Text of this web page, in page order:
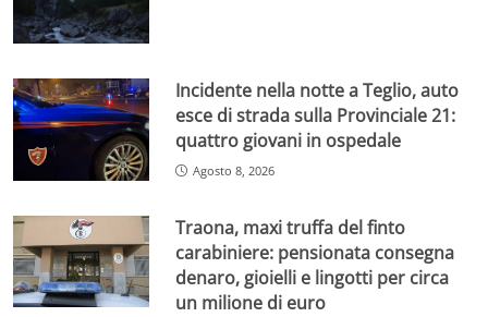
Incidente nella notte a Teglio, auto
esce di strada sulla Provinciale 21:
quattro giovani in ospedale
Agosto 8, 2026
Traona, maxi truffa del finto
carabiniere: pensionata consegna
denaro, gioielli e lingotti per circa
un milione di euro